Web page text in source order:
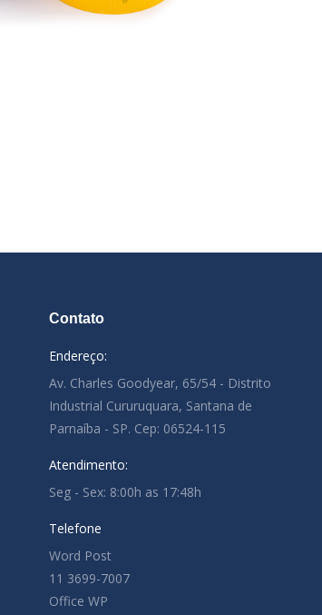
Contato
Endereço:
Av. Charles Goodyear, 65/54 - Distrito
Industrial Cururuquara, Santana de
Parnaíba - SP. Cep: 06524-115
Atendimento:
Seg - Sex: 8:00h as 17:48h
Telefone
Word Post
11 3699-7007
Office WP